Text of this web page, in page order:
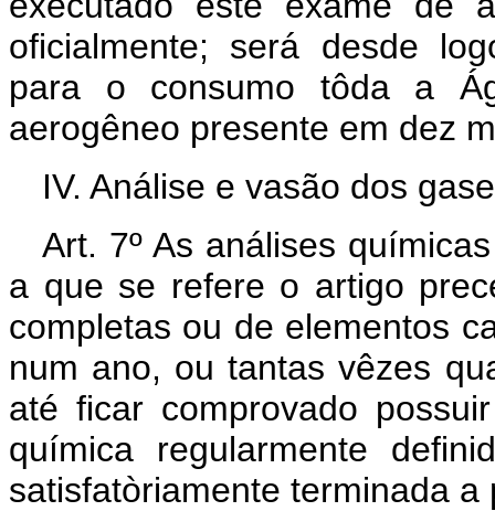
oficialmente; será desde
para o consumo tôda a
aerogêneo presente em dez
IV. Análise e vasão dos
Art. 7º As análises
a que se refere o artigo
completas ou de elementos
num ano, ou tantas vêzes
até ficar comprovado
química regularmente
satisfatòriamente terminada